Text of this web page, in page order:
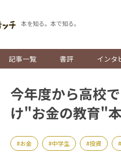
本を知る。本で知る。
記事一覧 書評 インタ
今年度から高校
け"お金の教育"
お金 中学生 投資